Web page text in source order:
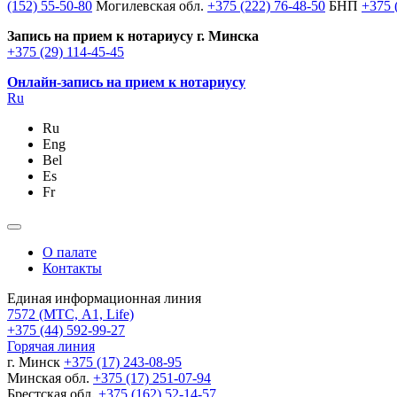
(152) 55-50-80 Могилевская обл. +375 (222) 76-48-50 БНП +375
Запись на прием к нотариусу г. Минска
+375 (29) 114-45-45
Онлайн-запись на прием к нотариусу
Ru
Ru
Eng
Bel
Es
Fr
О палате
Контакты
Единая информационная линия
7572 (МТС, A1, Life)
+375 (44) 592-99-27
Горячая линия
г. Минск +375 (17) 243-08-95
Минская обл. +375 (17) 251-07-94
Брестская обл. +375 (162) 52-14-57